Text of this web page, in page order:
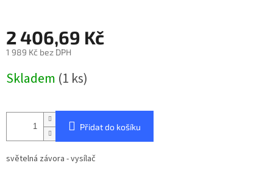
2 406,69 Kč
1 989 Kč bez DPH
cena:
Skladem (1 ks)
Přidat do košíku
světelná závora - vysílač